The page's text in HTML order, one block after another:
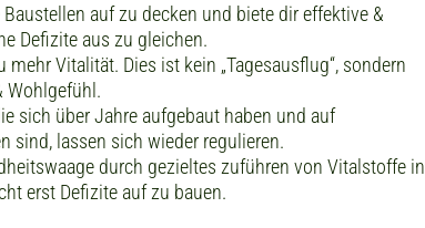
auf zu decken und biete dir effektive &
Defizite aus zu gleichen.
Vitalität. Dies ist kein „Tagesausflug“, sondern
Wohlgefühl.
sich über Jahre aufgebaut haben und auf
sind, lassen sich wieder regulieren.
durch gezieltes zuführen von Vitalstoffe in
erst Defizite auf zu bauen.